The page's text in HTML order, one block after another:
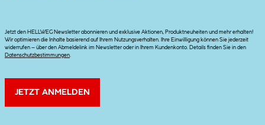
Jetzt den HELLWEG Newsletter abonnieren und exklusive Aktionen, Produktneuheiten und mehr erhalten!
Wir optimieren die Inhalte basierend auf Ihrem Nutzungsverhalten. Ihre Einwilligung können Sie jederzeit
widerrufen – über den Abmeldelink im Newsletter oder in Ihrem Kundenkonto. Details finden Sie in den
Datenschutzbestimmungen.
JETZT ANMELDEN